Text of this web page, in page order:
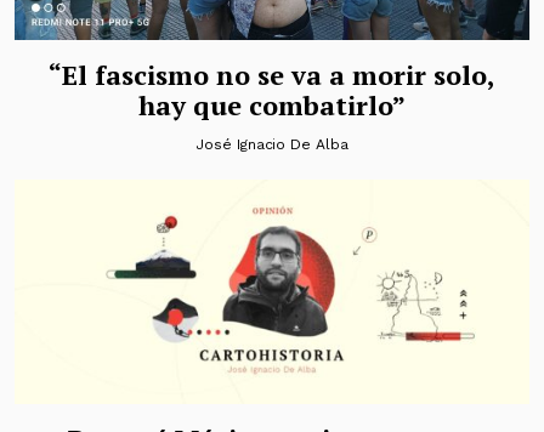
“El fascismo no se va a morir solo,
hay que combatirlo”
José Ignacio De Alba